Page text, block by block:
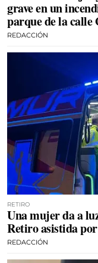
grave en un
parque de la calle
REDACCIÓN
RETIRO
Una mujer da a
Retiro asistida
REDACCIÓN